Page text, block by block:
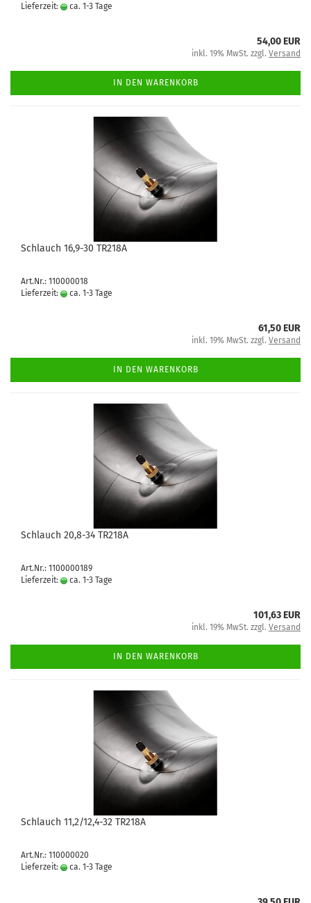
Lieferzeit:
ca. 1-3 Tage
54,00 EUR
inkl. 19% MwSt. zzgl. Versand
IN DEN WARENKORB
Schlauch 16,9-30 TR218A
Art.Nr.: 110000018
Lieferzeit:
ca. 1-3 Tage
61,50 EUR
inkl. 19% MwSt. zzgl. Versand
IN DEN WARENKORB
Schlauch 20,8-34 TR218A
Art.Nr.: 1100000189
Lieferzeit:
ca. 1-3 Tage
101,63 EUR
inkl. 19% MwSt. zzgl. Versand
IN DEN WARENKORB
Schlauch 11,2/12,4-32 TR218A
Art.Nr.: 110000020
Lieferzeit:
ca. 1-3 Tage